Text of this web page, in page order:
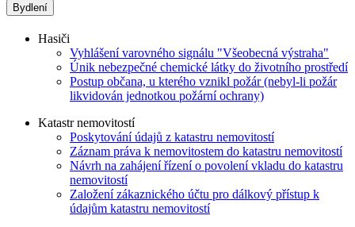
Bydlení
Hasiči
Vyhlášení varovného signálu "Všeobecná výstraha"
Únik nebezpečné chemické látky do životního prostředí
Postup občana, u kterého vznikl požár (nebyl-li požár
likvidován jednotkou požární ochrany)
Katastr nemovitostí
Poskytování údajů z katastru nemovitostí
Záznam práva k nemovitostem do katastru nemovitostí
Návrh na zahájení řízení o povolení vkladu do katastru
nemovitostí
Založení zákaznického účtu pro dálkový přístup k
údajům katastru nemovitostí